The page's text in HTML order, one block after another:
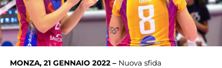
MONZA, 21 GENNAIO 2022 – Nuova sfida